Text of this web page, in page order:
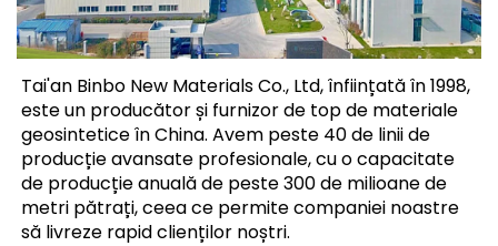
Tai'an Binbo New Materials Co., Ltd, înființată în 1998,
este un producător și furnizor de top de materiale
geosintetice în China. Avem peste 40 de linii de
producție avansate profesionale, cu o capacitate
de producție anuală de peste 300 de milioane de
metri pătrați, ceea ce permite companiei noastre
să livreze rapid clienților noștri.